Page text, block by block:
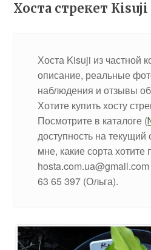
Хоста стрекет
Хоста Kisuji из частной
описание, реальные
наблюдения и отзывы
Хотите купить хосту
Посмотрите в каталоге (
доступность на
мне, какие сорта
63 65 397 (Ольга).